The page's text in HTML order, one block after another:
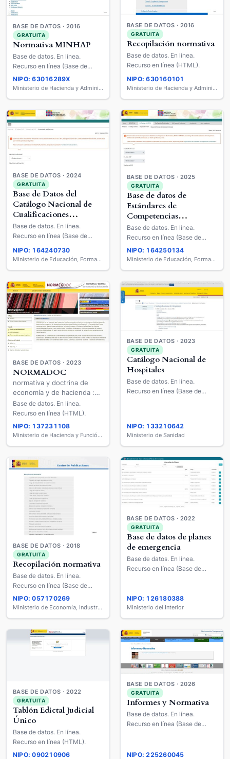
BASE DE DATOS · 2016
GRATUITA
Normativa MINHAP
Base de datos. En línea.
Recurso en línea (Base de
datos : HTML).
NIPO: 63016289X
Ministerio de Hacienda y Administraciones Públicas
BASE DE DATOS · 2016
GRATUITA
Recopilación normativa
Base de datos. En línea.
Recurso en línea (HTML).
NIPO: 630160101
Ministerio de Hacienda y Administraciones Públicas
BASE DE DATOS · 2024
GRATUITA
Base de Datos del
Catálogo Nacional de
Cualificaciones
Profesionales
Base de datos. En línea.
Recurso en línea (Base de
NIPO: 164240730
Ministerio de Educación, Formación Profesional y Deportes
BASE DE DATOS · 2025
GRATUITA
Base de datos de
Estándares de
Competencias
Profesionales
Base de datos. En línea.
Recurso en línea (Base de
datos).
NIPO: 164250134
Ministerio de Educación, Formación Profesional y Deportes
BASE DE DATOS · 2023
NORMADOC
normativa y doctrina de
economía y de hacienda :
base de datos normativa
Base de datos. En línea.
Recurso en línea (HTML).
NIPO: 137231108
Ministerio de Hacienda y Función Pública
BASE DE DATOS · 2023
GRATUITA
Catálogo Nacional de
Hospitales
Base de datos. En línea.
Recurso en línea (Base de
NIPO: 133210642
Ministerio de Sanidad
BASE DE DATOS · 2018
GRATUITA
Recopilación normativa
Base de datos. En línea.
Recurso en línea (Base de
datos).
NIPO: 057170269
Ministerio de Economía, Industria y Competitividad
BASE DE DATOS · 2022
GRATUITA
Base de datos de planes
de emergencia
Base de datos. En línea.
Recurso en línea (Base de
NIPO: 126180388
Ministerio del Interior
BASE DE DATOS · 2022
GRATUITA
Tablón Edictal Judicial
Único
Base de datos. En línea.
Recurso en línea (HTML).
NIPO: 090210906
BASE DE DATOS · 2026
GRATUITA
Informes y Normativa
Base de datos. En línea.
Recurso en línea (Base de
NIPO: 225260045